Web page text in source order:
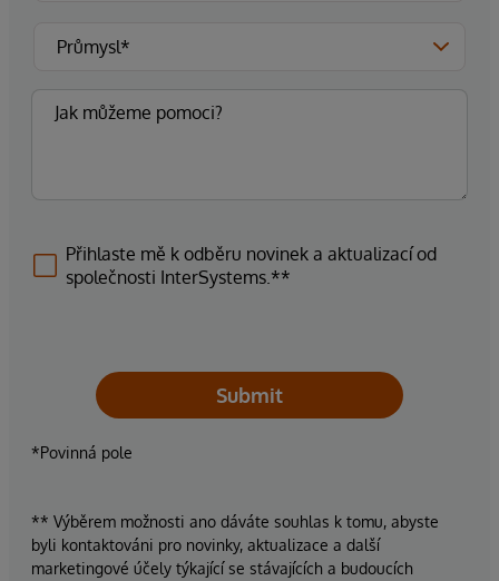
Přihlaste mě k odběru novinek a aktualizací od
společnosti InterSystems.**
Submit
*Povinná pole
** Výběrem možnosti ano dáváte souhlas k tomu, abyste
byli kontaktováni pro novinky, aktualizace a další
marketingové účely týkající se stávajících a budoucích